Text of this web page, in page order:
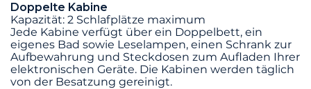
Doppelte Kabine
Kapazität: 2 Schlafplätze maximum
Jede Kabine verfügt über ein Doppelbett, ein
eigenes Bad sowie Leselampen, einen Schrank zur
Aufbewahrung und Steckdosen zum Aufladen Ihrer
elektronischen Geräte. Die Kabinen werden täglich
von der Besatzung gereinigt.